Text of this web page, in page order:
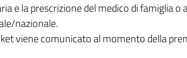
e la prescrizione del medico di famiglia o
nazionale.
viene comunicato al momento della